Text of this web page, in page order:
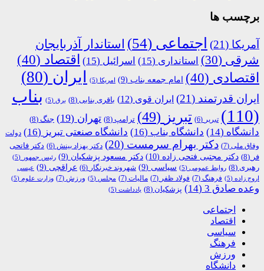
برچسب ها
آمریکا (21) اجتماعی (54)
استاندار آذربایجان
شرقی (30) استانداری (15) اسرائیل (15) اقتصاد (40)
اقتصادی (40) امام جمعه بناب (9) امریکا (5) ایران (80)
ایران قدرتمند (21) ایران قوی (12) باقری بنابی (8) برق (5)
بناب
(110)
تبریر (6) تبریز (49) ترامپ (8) تهران (19) جنگ (8)
دانشگاه (14) دانشگاه بناب (16) دانشگاه صنعتی تبریز (16)
دولت
وفاق ملی (7) دکتر بهرام سرمست (20) دکتر بهزاد بینش (6)
دکتر فاتحی
فر (8) دکتر مجتبی فتحی زاده (10) دکتر مسعود پزشکیان (9) رئیس جمهور (5)
رهبری (8) روابط عمومی (5) سیاسی (9) شهروند خبرنگار (6) عراقچی (9)
عیسی
اروج زاده (5) فرهنگ (7) فولاد ظفر (7) مالیات (7) مجلس (5) ورزش (7) وزارت علوم (5)
وعده صادق 3 (14) پزشکیان (8) یادداشت (5)
اجتماعی
اقتصاد
سیاسی
فرهنگ
ورزش
دانشگاه